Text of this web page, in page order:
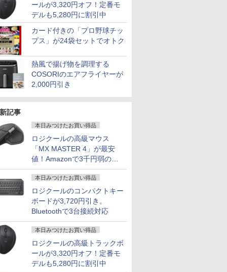
ールが3,320円オフ！定番モ
デルも5,280円に割引中
カード付きの「プロ野球チッ
プス」が24袋セットでオトク
熱風で揚げ物を調理する
COSORIのエアフライヤーが
2,000円引き
記事
本日みつけたお買い得品
ロジクールの高級マウス
「MX MASTER 4」が最安
値！Amazonで3千円弱の割
引
本日みつけたお買い得品
ロジクールのコンパクトキー
ボードが3,720円引き。
Bluetoothで3台接続対応
本日みつけたお買い得品
ロジクールの高級トラックボ
ールが3,320円オフ！定番モ
デルも5,280円に割引中